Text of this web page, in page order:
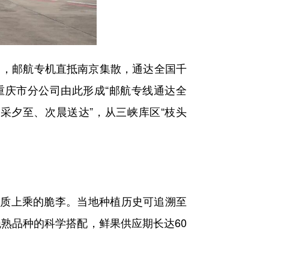
邮航专机直抵南京集散，通达全国千
市分公司由此形成“邮航专线通达全
夕至、次晨送达”，从三峡库区“枝头
上乘的脆李。当地种植历史可追溯至
品种的科学搭配，鲜果供应期长达60